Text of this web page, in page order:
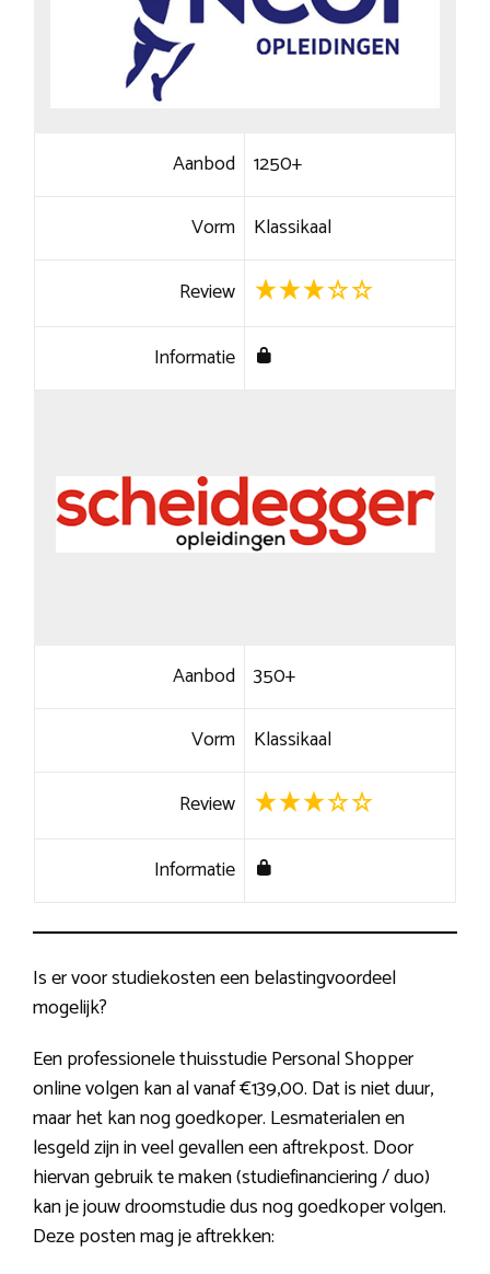
Aanbod 1250+
Vorm Klassikaal
Review
Informatie
Aanbod 350+
Vorm Klassikaal
Review
Informatie
Is er voor studiekosten een belastingvoordeel
mogelijk?
Een professionele thuisstudie Personal Shopper
online volgen kan al vanaf €139,00. Dat is niet duur,
maar het kan nog goedkoper. Lesmaterialen en
lesgeld zijn in veel gevallen een aftrekpost. Door
hiervan gebruik te maken (studiefinanciering / duo)
kan je jouw droomstudie dus nog goedkoper volgen.
Deze posten mag je aftrekken: